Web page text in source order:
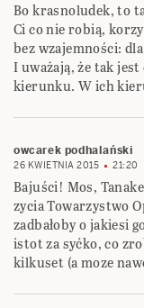
Bo krasnoludek, to
Ci co nie robią,
bez wzajemności:
I uważają, że tak
kierunku. W ich
owcarek podhalański
26 KWIETNIA 2015 21:20
Bajuści! Mos,
zycia Towarzystwo
zadbałoby o jakiesi
istot za syćko, co
kilkuset (a moze